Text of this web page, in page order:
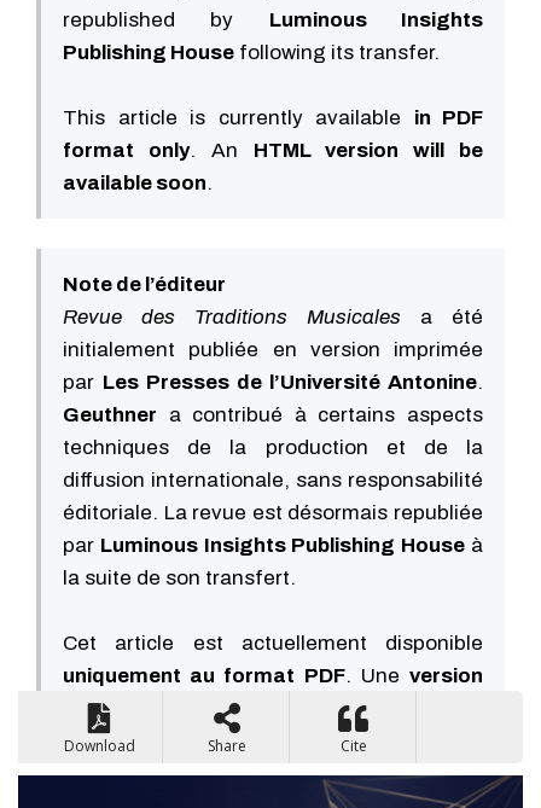
republished by Luminous Insights
Publishing House following its transfer.
This article is currently available in PDF
format only. An HTML version will be
available soon.
Note de l’éditeur
Revue des Traditions Musicales a été
initialement publiée en version imprimée
par Les Presses de l’Université Antonine.
Geuthner a contribué à certains aspects
techniques de la production et de la
diffusion internationale, sans responsabilité
éditoriale. La revue est désormais republiée
par Luminous Insights Publishing Houseà
la suite de son transfert.
Cet article est actuellement disponible
uniquement au format PDF. Uneversion
HTML sera disponible prochainement
Download Share Cite